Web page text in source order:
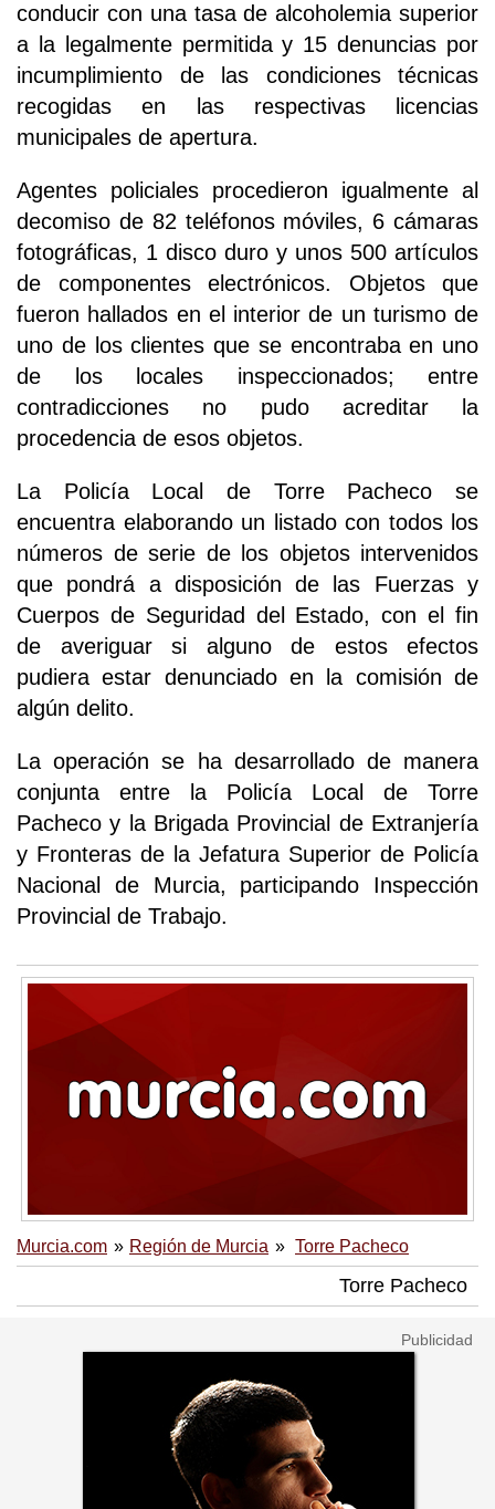
conducir con una tasa de alcoholemia superior
a la legalmente permitida y 15 denuncias por
incumplimiento de las condiciones técnicas
recogidas en las respectivas licencias
municipales de apertura.
Agentes policiales procedieron igualmente al
decomiso de 82 teléfonos móviles, 6 cámaras
fotográficas, 1 disco duro y unos 500 artículos
de componentes electrónicos. Objetos que
fueron hallados en el interior de un turismo de
uno de los clientes que se encontraba en uno
de los locales inspeccionados; entre
contradicciones no pudo acreditar la
procedencia de esos objetos.
La Policía Local de Torre Pacheco se
encuentra elaborando un listado con todos los
números de serie de los objetos intervenidos
que pondrá a disposición de las Fuerzas y
Cuerpos de Seguridad del Estado, con el fin
de averiguar si alguno de estos efectos
pudiera estar denunciado en la comisión de
algún delito.
La operación se ha desarrollado de manera
conjunta entre la Policía Local de Torre
Pacheco y la Brigada Provincial de Extranjería
y Fronteras de la Jefatura Superior de Policía
Nacional de Murcia, participando Inspección
Provincial de Trabajo.
Murcia.com Región de Murcia Torre Pacheco
Torre Pacheco